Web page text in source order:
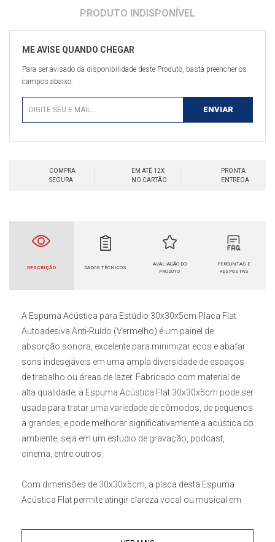
Para ser avisado da disponibilidade deste Produto, basta preencher os
campos abaixo.
COMPRA
SEGURA
EM ATÉ 12X
NO CARTÃO
PRONTA
ENTREGA
DESCRIÇÃO DADOS TÉCNICOS
AVALIAÇÃO DO
PRODUTO
PERGUNTAS E
RESPOSTAS
A Espuma Acústica para Estúdio 30x30x5cm Placa Flat
Autoadesiva Anti-Ruído (Vermelho) é um painel de
absorção sonora, excelente para minimizar ecos e abafar
sons indesejáveis em uma ampla diversidade de espaços
de trabalho ou áreas de lazer. Fabricado com material de
alta qualidade, a Espuma Acústica Flat 30x30x5cm pode ser
usada para tratar uma variedade de cômodos, de pequenos
a grandes, e pode melhorar significativamente a acústica do
ambiente, seja em um estúdio de gravação, podcast,
cinema, entre outros.
Com dimensões de 30x30x5cm, a placa desta Espuma
Acústica Flat permite atingir clareza vocal ou musical em
qualidade geral da produção de mídia. EstePainel